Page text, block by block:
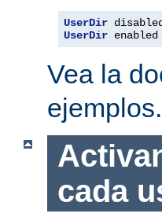
UserDir
UserDir
Vea la
ejemplos.
cada